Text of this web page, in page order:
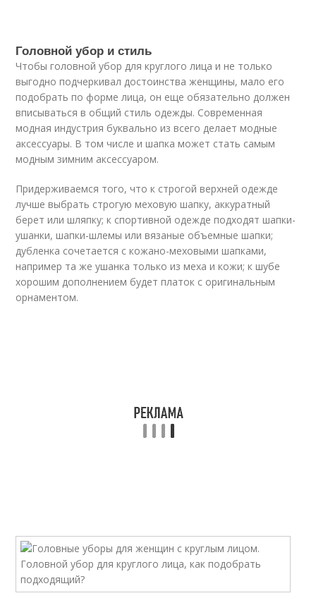
Головной убор и стиль
Чтобы головной убор для круглого лица и не только
выгодно подчеркивал достоинства женщины, мало его
подобрать по форме лица, он еще обязательно должен
вписываться в общий стиль одежды. Современная
модная индустрия буквально из всего делает модные
аксессуары. В том числе и шапка может стать самым
модным зимним аксессуаром.
Придерживаемся того, что к строгой верхней одежде
лучше выбрать строгую меховую шапку, аккуратный
берет или шляпку; к спортивной одежде подходят шапки-
ушанки, шапки-шлемы или вязаные объемные шапки;
дубленка сочетается с кожано-меховыми шапками,
например та же ушанка только из меха и кожи; к шубе
хорошим дополнением будет платок с оригинальным
орнаментом.